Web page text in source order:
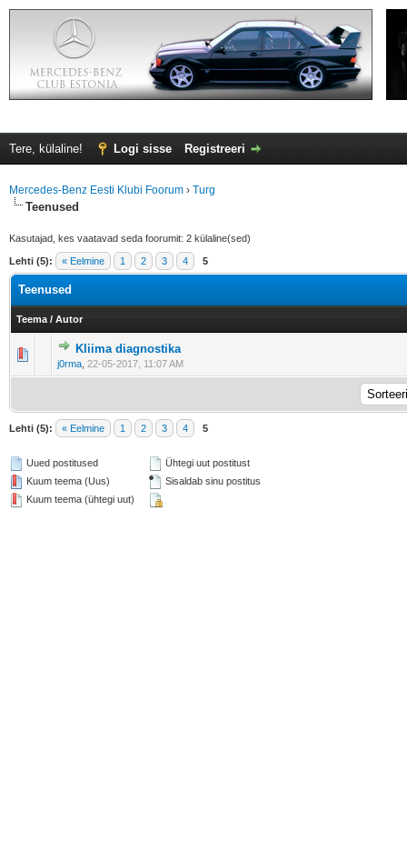
Tere, külaline! Logi sisse Registreeri
Mercedes-Benz Eesti Klubi Foorum › Turg
Teenused
Kasutajad, kes vaatavad seda foorumit: 2 külaline(sed)
Lehti (5): « Eelmine 1 2 3 4 5
Teenused
Teema / Autor
Kliima diagnostika
j0rma 22-05-2017, 11:07 AM
0 Hääle(d) - 0 viiest (keskmiselt)
Lehti (5): « Eelmine 1 2 3 4 5
Uued postitused
Kuum teema (Uus)
Kuum teema (ühtegi uut)
Ühtegi uut postitust
Sisaldab sinu postitus